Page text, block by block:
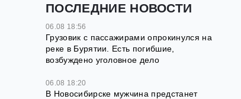
ПОСЛЕДНИЕ НОВОСТИ
06.08 18:56
Грузовик с пассажирами опрокинулся на
реке в Бурятии. Есть погибшие,
возбуждено уголовное дело
06.08 18:20
В Новосибирске мужчина предстанет